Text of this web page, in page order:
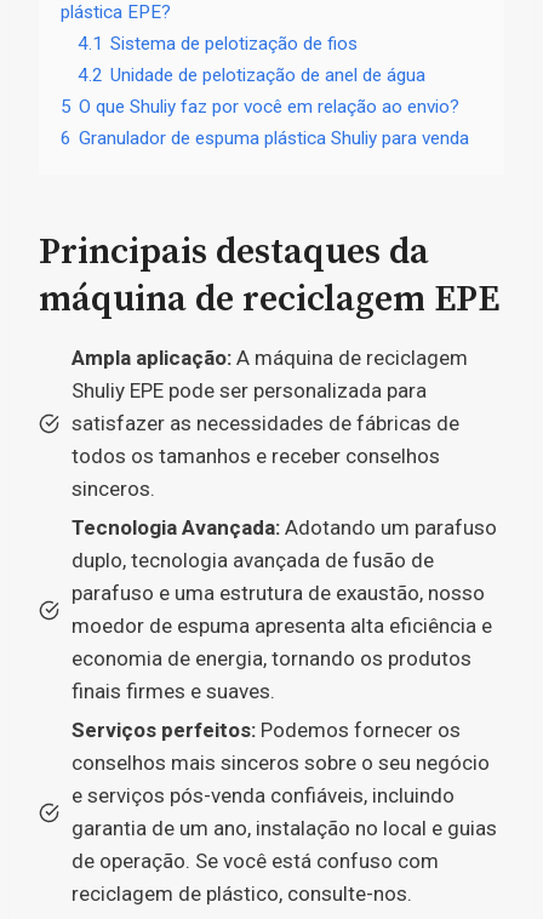
plástica EPE?
4.1 Sistema de pelotização de fios
4.2 Unidade de pelotização de anel de água
5 O que Shuliy faz por você em relação ao envio?
6 Granulador de espuma plástica Shuliy para venda
Principais destaques da
máquina de reciclagem EPE
Ampla aplicação: A máquina de reciclagem
Shuliy EPE pode ser personalizada para
satisfazer as necessidades de fábricas de
todos os tamanhos e receber conselhos
sinceros.
Tecnologia Avançada: Adotando um parafuso
duplo, tecnologia avançada de fusão de
parafuso e uma estrutura de exaustão, nosso
moedor de espuma apresenta alta eficiência e
economia de energia, tornando os produtos
finais firmes e suaves.
Serviços perfeitos: Podemos fornecer os
conselhos mais sinceros sobre o seu negócio
e serviços pós-venda confiáveis, incluindo
garantia de um ano, instalação no local e guias
de operação. Se você está confuso com
reciclagem de plástico, consulte-nos.